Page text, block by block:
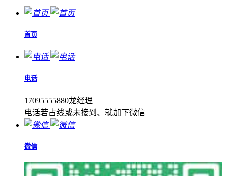
首页
电话
17095555880龙经理
电话若占线或未接到、就加下微信
微信